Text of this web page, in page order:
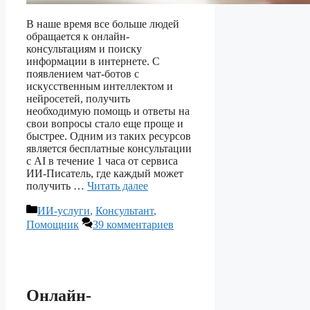
В наше время все больше людей
обращается к онлайн-
консультациям и поиску
информации в интернете. С
появлением чат-ботов с
искусственным интеллектом и
нейросетей, получить
необходимую помощь и ответы на
свои вопросы стало еще проще и
быстрее. Одним из таких ресурсов
является бесплатные консультации
с AI в течение 1 часа от сервиса
ИИ-Писатель, где каждый может
получить … Читать далее
Рубрики
ИИ-услуги, Консультант,
Помощник
39 комментариев
Онлайн-